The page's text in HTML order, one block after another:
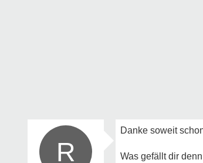
R
Danke soweit
Was gefällt dir